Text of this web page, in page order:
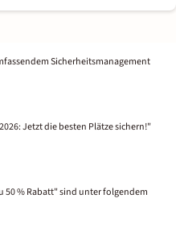
Sicherheitsmanagement
Jetzt die besten Plätze sichern!"
50 % Rabatt" sind unter folgendem